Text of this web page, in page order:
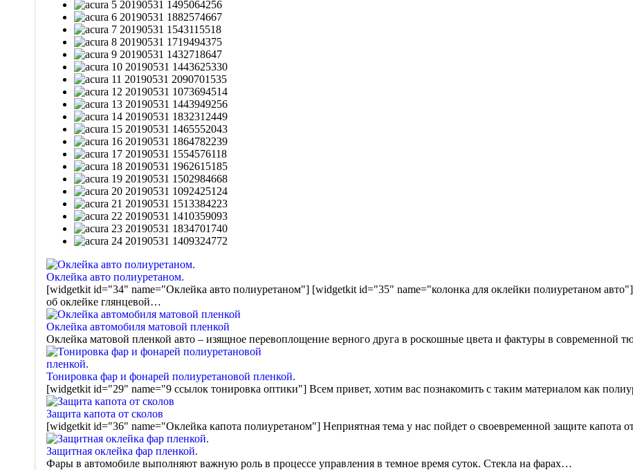
Оклейка авто полиуретаном.
[widgetkit id="34" name="Оклейка авто полиуретаном"] [widgetkit id="35" name="колонка для оклейки полиуретаном
об оклейке глянцевой…
Оклейка автомобиля матовой пленкой
Оклейка матовой пленкой авто – изящное перевоплощение верного друга в роскошные цвета и фактуры в современной
Тонировка фар и фонарей полиуретановой пленкой.
[widgetkit id="29" name="9 ссылок тонировка оптики"] Всем привет, хотим вас познакомить с таким материалом как
Защита капота от сколов
[widgetkit id="36" name="Оклейка капота полиуретаном"] Неприятная тема у нас пойдет о своевременной защите капота
Защитная оклейка фар пленкой.
Фары в автомобиле выполняют важную роль в процессе управления в темное время суток. Стекла на фарах…